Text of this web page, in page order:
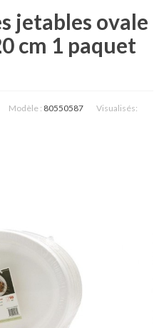
jetables ovale
cm 1 paquet
Modèle : 80550587
Visualisés: